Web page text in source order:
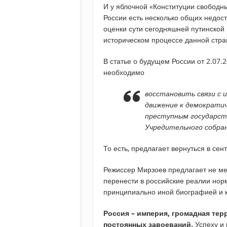
И у яблочной «Конституции
России есть несколько общих
оценки сути сегодняшней
историческом процессе данной
В статье о будущем России от
необходимо
восстановить связи с
движение к
преступным
Учредительного
То есть, предлагает вернуться в
Режиссер Мирзоев предлагает не
перенести в российские реалии
принципиально иной биографией и
Россия – империя, громадная
постоянных завоеваний. Успеху и